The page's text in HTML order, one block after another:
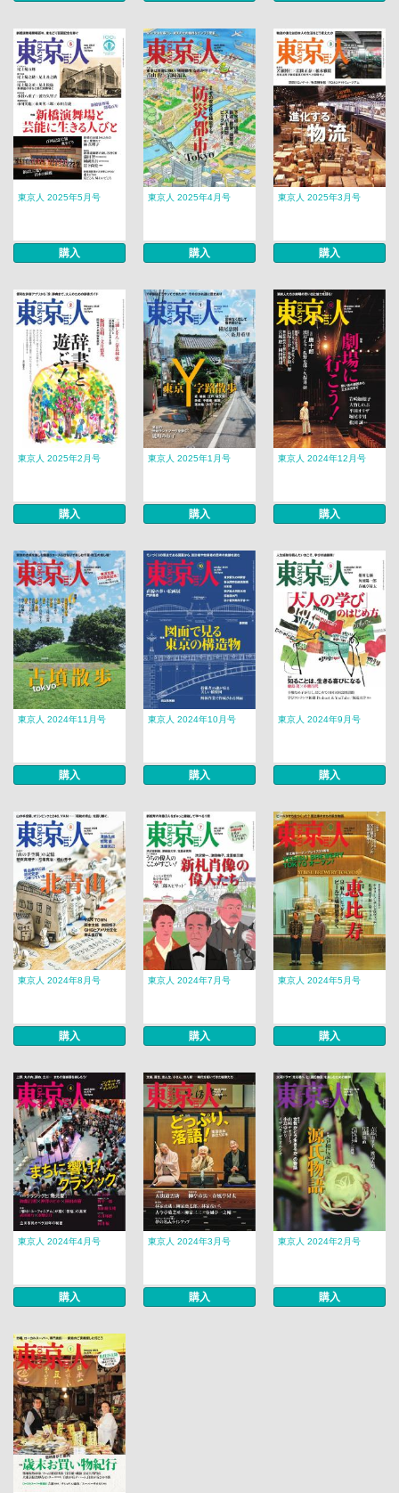
東京人 2025年5月号
購入
東京人 2025年4月号
購入
東京人 2025年3月号
購入
東京人 2025年2月号
購入
東京人 2025年1月号
購入
東京人 2024年12月号
購入
東京人 2024年11月号
購入
東京人 2024年10月号
購入
東京人 2024年9月号
購入
東京人 2024年8月号
購入
東京人 2024年7月号
購入
東京人 2024年5月号
購入
東京人 2024年4月号
購入
東京人 2024年3月号
購入
東京人 2024年2月号
購入